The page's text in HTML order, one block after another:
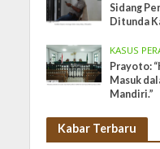
Sidang
Ditunda
KASUS
Prayoto:
Masuk
Mandiri.”
Kabar Terbaru